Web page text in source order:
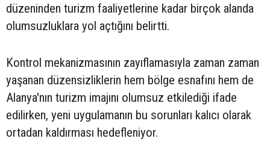
düzeninden turizm faaliyetlerine kadar birçok alanda
olumsuzluklara yol açtığını belirtti.
Kontrol mekanizmasının zayıflamasıyla zaman zaman
yaşanan düzensizliklerin hem bölge esnafını hem de
Alanya'nın turizm imajını olumsuz etkilediği ifade
edilirken, yeni uygulamanın bu sorunları kalıcı olarak
ortadan kaldırması hedefleniyor.